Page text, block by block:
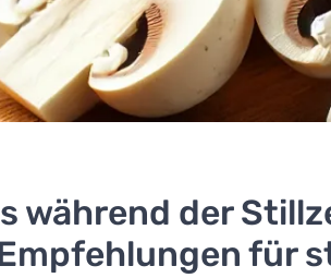
während der
für